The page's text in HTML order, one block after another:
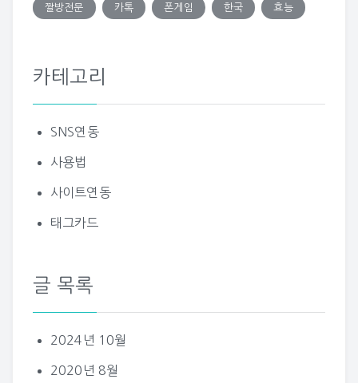
짤방전문 카톡 폰게임 한국 효능
카테고리
SNS연동
사용법
사이트연동
태그카드
글 목록
2024년 10월
2020년 8월